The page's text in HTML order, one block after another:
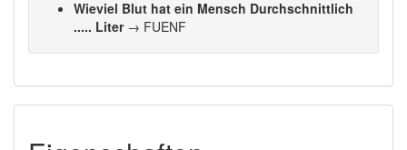
Wieviel Blut hat ein Mensch Durchschnittlich
..... Liter→ FUENF